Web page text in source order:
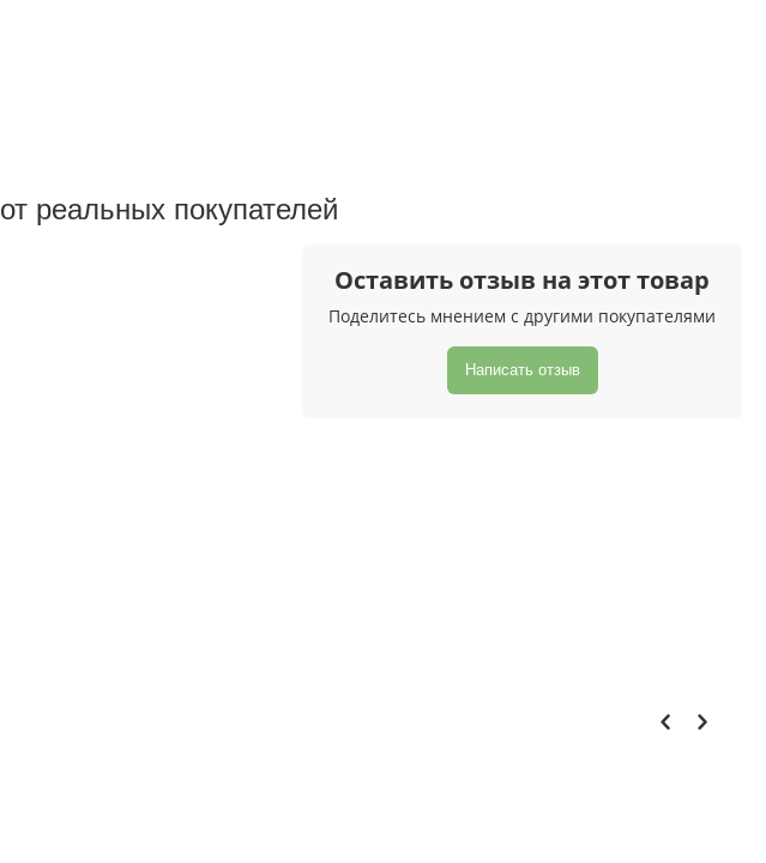
от реальных покупателeй
Оставить отзыв на этот товар
Поделитесь мнением с другими покупателями
Написать отзыв